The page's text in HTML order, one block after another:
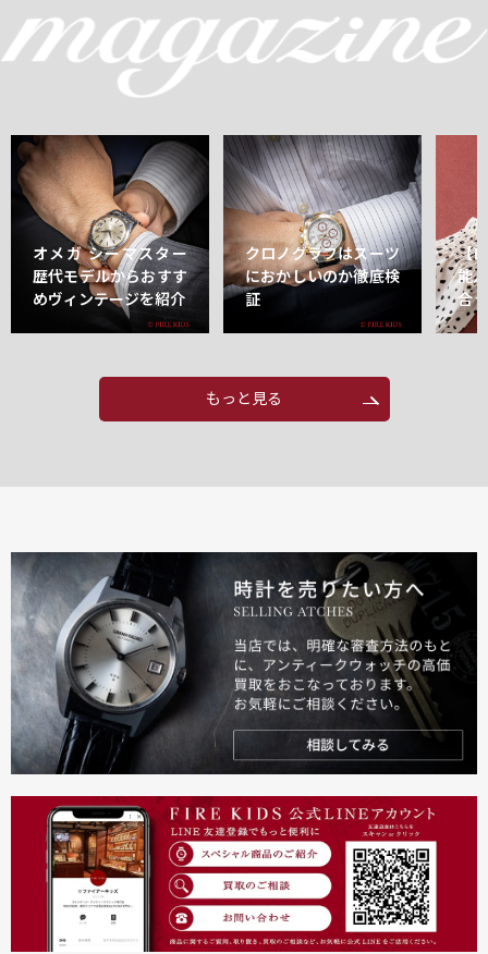
オメガ シーマスター
歴代モデルからおすす
めヴィンテージを紹介
クロノグラフはスーツ
におかしいのか徹底検
証
【
能
合
もっと見る